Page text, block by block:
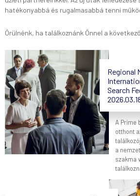
hatékonyabbá és rugalmasabbá tenni
Örülnénk, ha találkoznánk Önnel a
Regional
Search
A Prime
otthont
a
szakma